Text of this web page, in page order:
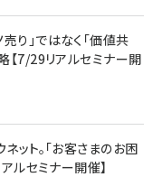
り」ではなく「価値共
【7/29リアルセミナー開
ト。「お客さまのお困
ルセミナー開催】